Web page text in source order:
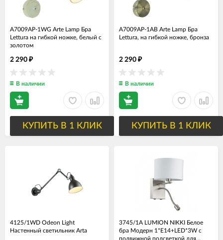
A7009AP-1WG Arte Lamp Бра
Lettura на гибкой ножке, белый с
золотом
2 290 ₽
В наличии
КУПИТЬ В 1 КЛИК
A7009AP-1AB Arte Lamp Бра
Lettura, на гибкой ножке, бронза
2 290 ₽
В наличии
КУПИТЬ В 1 КЛИК
4125/1WD Odeon Light
Настенный светильник Arta
3745/1A LUMION NIKKI Белое
бра Модерн 1*Е14+LED*3W с
подвижной подсветкой для